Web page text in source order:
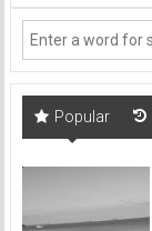
Popular